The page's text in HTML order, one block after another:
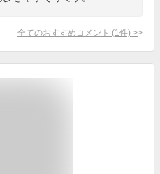
全てのおすすめコメント (1 件) >